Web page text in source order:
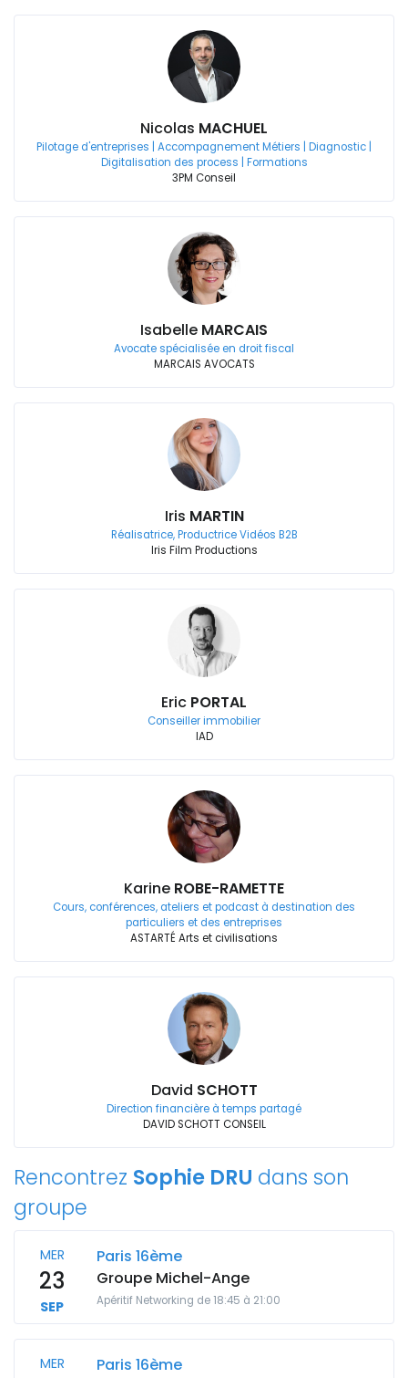
Nicolas MACHUEL
Pilotage d'entreprises | Accompagnement Métiers | Diagnostic |
Digitalisation des process | Formations
3PM Conseil
Isabelle MARCAIS
Avocate spécialisée en droit fiscal
MARCAIS AVOCATS
Iris MARTIN
Réalisatrice, Productrice Vidéos B2B
Iris Film Productions
Eric PORTAL
Conseiller immobilier
IAD
Karine ROBE-RAMETTE
Cours, conférences, ateliers et podcast à destination des
particuliers et des entreprises
ASTARTÉ Arts et civilisations
David SCHOTT
Direction financière à temps partagé
DAVID SCHOTT CONSEIL
Rencontrez Sophie DRU dans son
groupe
MER
23
SEP
Paris 16ème
Groupe Michel-Ange
Apéritif Networking de 18:45 à 21:00
MER
Paris 16ème